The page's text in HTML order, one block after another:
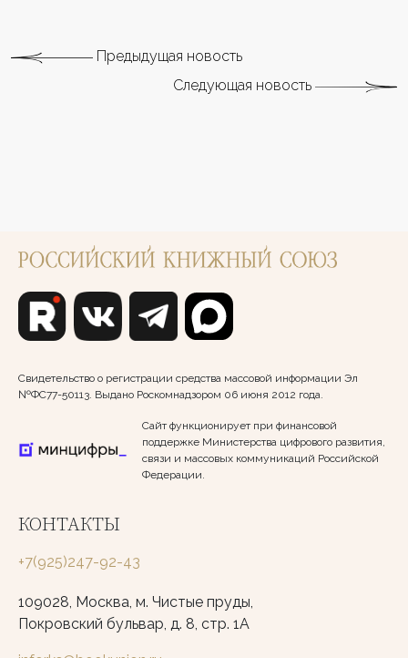
Предыдущая новость
Следующая новость
Свидетельство о регистрации средства массовой информации Эл
№ФС77-50113. Выдано Роскомнадзором 06 июня 2012 года.
Сайт функционирует при финансовой
поддержке Министерства цифрового развития,
связи и массовых коммуникаций Российской
Федерации.
КОНТАКТЫ
+7(925)247-92-43
109028, Москва, м. Чистые пруды,
Покровский бульвар, д. 8, стр. 1А